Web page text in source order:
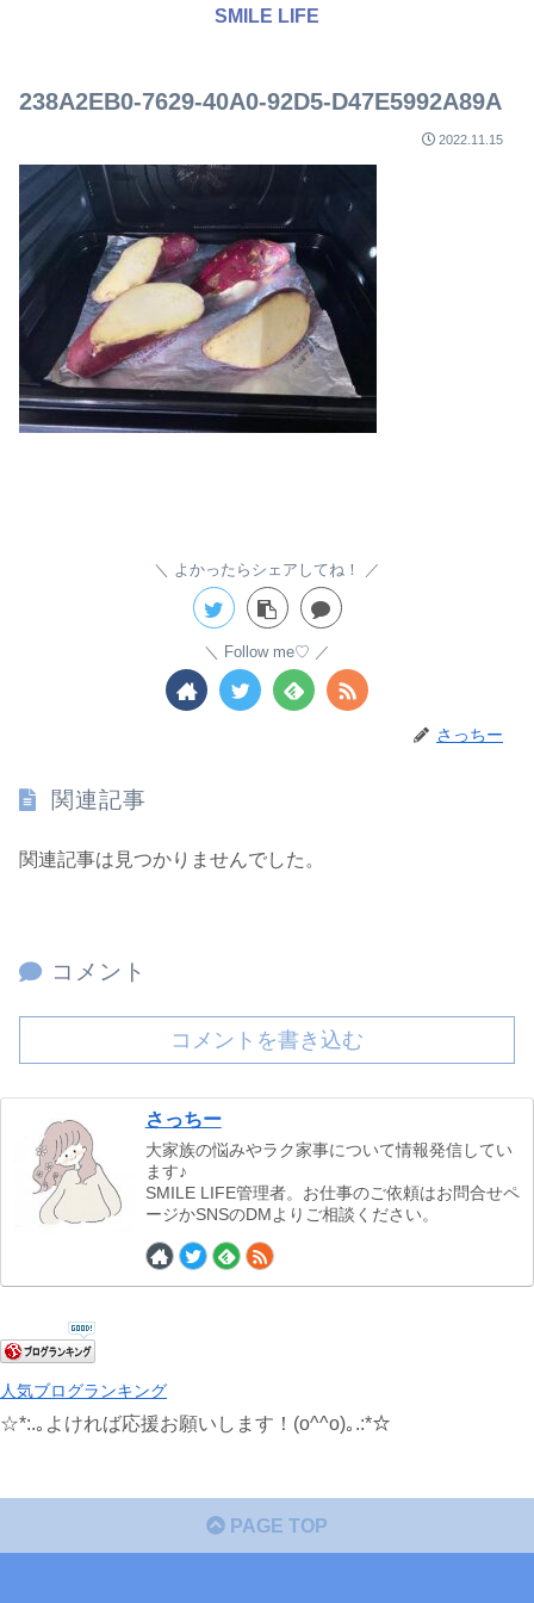
SMILE LIFE
238A2EB0-7629-40A0-92D5-D47E5992A89A
2022.11.15
よかったらシェアしてね！
Follow me♡
さっちー
関連記事
関連記事は見つかりませんでした。
コメント
コメントを書き込む
さっちー
大家族の悩みやラク家事について情報発信してい
ます♪
SMILE LIFE管理者。お仕事のご依頼はお問合せペ
ージかSNSのDMよりご相談ください。
人気ブログランキング
☆*:.｡よければ応援お願いします！(o^^o)｡.:*☆
PAGE TOP